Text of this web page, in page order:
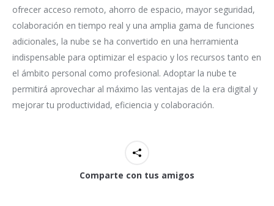
ofrecer acceso remoto, ahorro de espacio, mayor seguridad,
colaboración en tiempo real y una amplia gama de funciones
adicionales, la nube se ha convertido en una herramienta
indispensable para optimizar el espacio y los recursos tanto en
el ámbito personal como profesional. Adoptar la nube te
permitirá aprovechar al máximo las ventajas de la era digital y
mejorar tu productividad, eficiencia y colaboración.
Comparte con tus amigos